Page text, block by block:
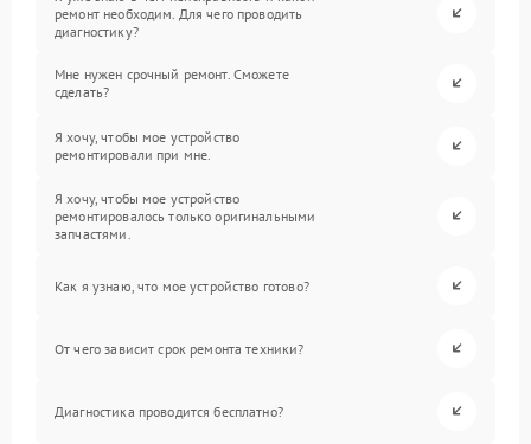
ремонт необходим. Для чего проводить
диагностику?
Мне нужен срочный ремонт. Сможете
сделать?
Я хочу, чтобы мое устройство
ремонтировали при мне.
Я хочу, чтобы мое устройство
ремонтировалось только оригинальными
запчастями.
Как я узнаю, что мое устройство готово?
От чего зависит срок ремонта техники?
Диагностика проводится бесплатно?